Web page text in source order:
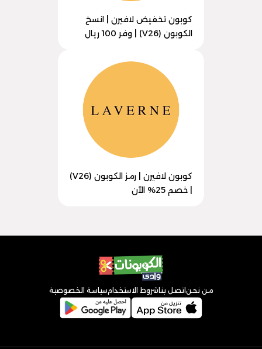
كوبون تخفيض لافيرن | انسخ
الكوبون (V26) | وفر 100 ريال
كوبون لافيرن | رمز الكوبون (V26)
| خصم 25% الآن
من نحن اتصل بنا شروط الاستخدامسياسة الخصوصية